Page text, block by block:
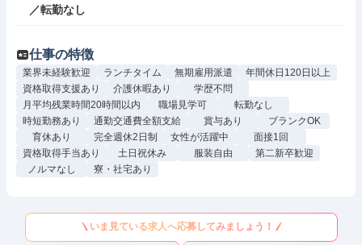
／転勤なし
仕事の特徴
業界未経験歓迎 ランチタイム 無期雇用派遣
年間休日120日以上
資格取得支援あり
介護休暇あり
学歴不問
月平均残業時間20時間以内
職場見学可
転勤なし
時短勤務あり
通勤交通費全額支給 賞与あり
ブランクOK
育休あり
完全週休2日制 女性が活躍中
面接1回
資格取得手当あり
土日祝休み 服装自由
第二新卒歓迎
ノルマなし
寮・社宅あり
いま見ている求人へ応募してみましょう！